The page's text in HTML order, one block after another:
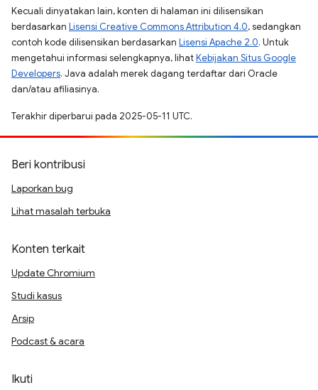
Kecuali dinyatakan lain, konten di halaman ini dilisensikan
berdasarkan Lisensi Creative Commons Attribution 4.0, sedangkan
contoh kode dilisensikan berdasarkan Lisensi Apache 2.0. Untuk
mengetahui informasi selengkapnya, lihatKebijakan Situs Google
Developers. Java adalah merek dagang terdaftar dari Oracle
dan/atau afiliasinya.
Terakhir diperbarui pada 2025-05-11 UTC.
Beri kontribusi
Laporkan bug
Lihat masalah terbuka
Konten terkait
Update Chromium
Studi kasus
Arsip
Podcast & acara
Ikuti